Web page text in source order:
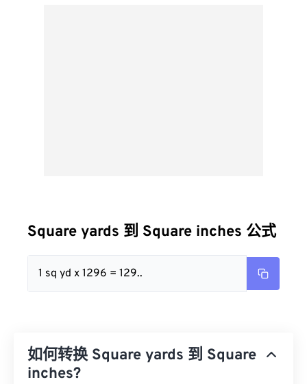
Square yards 到 Square inches 公式
1 sq yd x 1296 = 129..
如何转换 Square yards 到 Square
inches?